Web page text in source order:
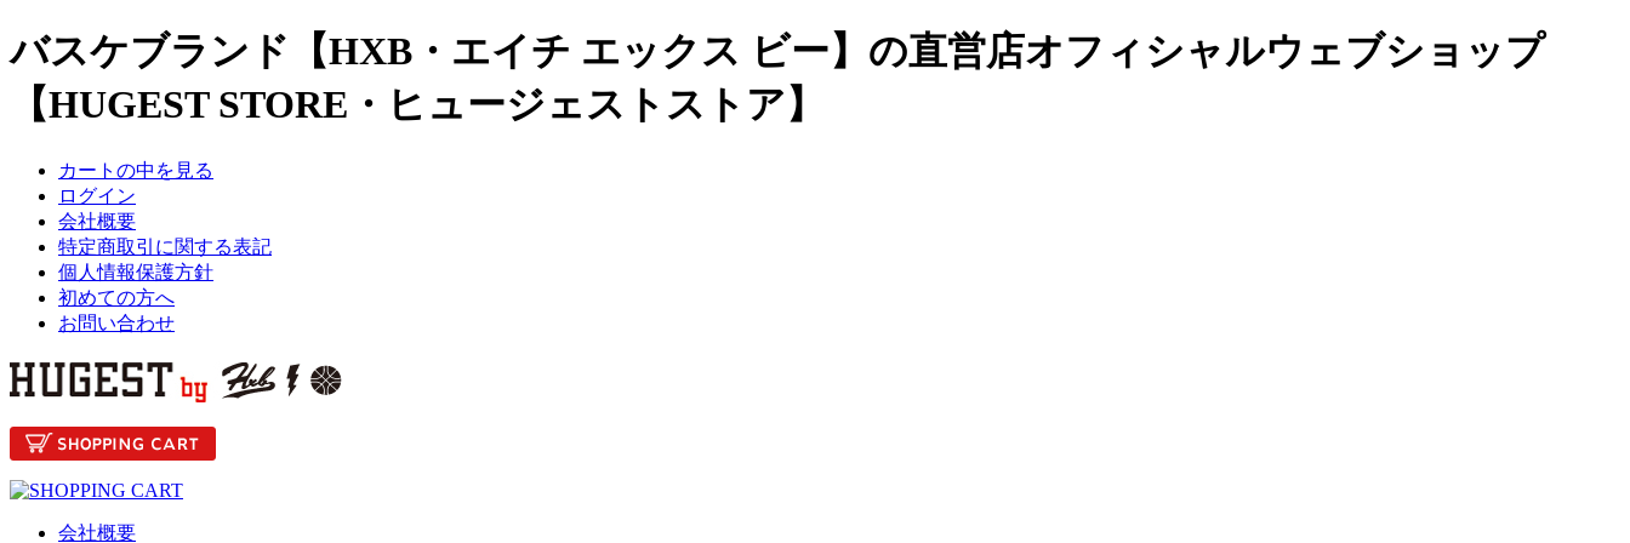
バスケブランド【HXB・エイチ エックス ビー】の直営店オフィシャルウェブショップ
【HUGEST STORE・ヒュージェストストア】
カートの中を見る
ログイン
会社概要
特定商取引に関する表記
個人情報保護方針
初めての方へ
お問い合わせ
会社概要